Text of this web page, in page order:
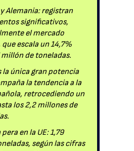
Alemania: registran
significativos,
el mercado
escala un 14,7%
millón de toneladas.
la única gran potencia
la tendencia a la
retrocediendo un
los 2,2 millones de
en la UE: 1,79
según las cifras